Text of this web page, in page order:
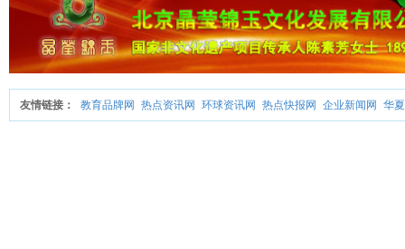
友情链接： 教育品牌网 热点资讯网 环球资讯网 热点快报网 企业新闻网 华